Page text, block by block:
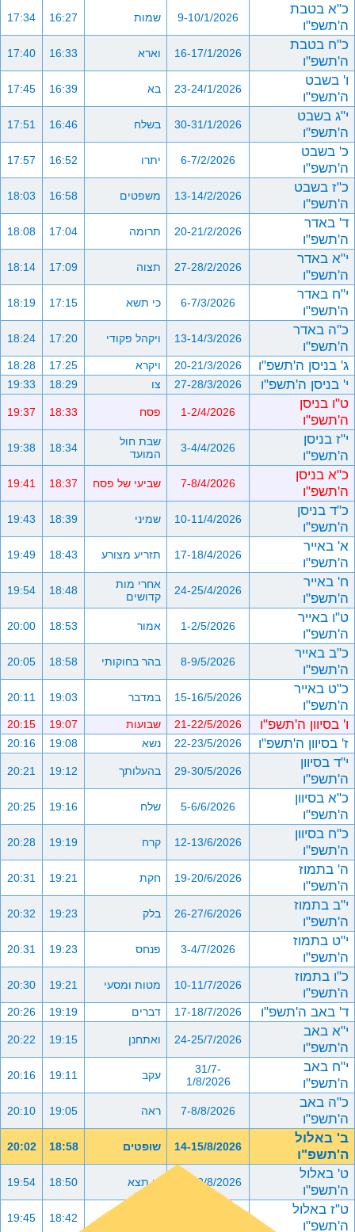
כ"א בטבת
ה'תשפ"ו
9-10/1/2026 שמות 16:27
17:34
כ"ח בטבת
ה'תשפ"ו
16-17/1/2026 וארא 16:33
17:40
ו' בשבט
ה'תשפ"ו
23-24/1/2026 בא 16:39
17:45
י"ג בשבט
ה'תשפ"ו
30-31/1/2026 בשלח 16:46
17:51
כ' בשבט
ה'תשפ"ו
6-7/2/2026 יתרו 16:52
17:57
כ"ז בשבט
ה'תשפ"ו
13-14/2/2026 משפטים 16:58
18:03
ד' באדר
ה'תשפ"ו
20-21/2/2026 תרומה 17:04
18:08
י"א באדר
ה'תשפ"ו
27-28/2/2026 תצוה 17:09
18:14
י"ח באדר
ה'תשפ"ו
6-7/3/2026 כי תשא 17:15
18:19
כ"ה באדר
ה'תשפ"ו
13-14/3/2026 ויקהל פקודי 17:20
18:24
ג' בניסן ה'תשפ"ו 20-21/3/2026 ויקרא 17:25
18:28
י' בניסן ה'תשפ"ו 27-28/3/2026 צו 18:29
19:33
ט"ו בניסן
ה'תשפ"ו
1-2/4/2026 פסח 18:33
19:37
י"ז בניסן
ה'תשפ"ו
3-4/4/2026
שבת חול
המועד
18:34
19:38
כ"א בניסן
ה'תשפ"ו
7-8/4/2026 שביעי של פסח 18:37
19:41
כ"ד בניסן
ה'תשפ"ו
10-11/4/2026 שמיני 18:39
19:43
א' באייר
ה'תשפ"ו
17-18/4/2026 תזריע מצורע 18:43
19:49
ח' באייר
ה'תשפ"ו
24-25/4/2026
אחרי מות
קדושים
18:48
19:54
ט"ו באייר
ה'תשפ"ו
1-2/5/2026 אמור 18:53
20:00
כ"ב באייר
ה'תשפ"ו
8-9/5/2026 בהר בחוקותי 18:58
20:05
כ"ט באייר
ה'תשפ"ו
15-16/5/2026 במדבר 19:03
20:11
ו' בסיוון ה'תשפ"ו 21-22/5/2026 שבועות 19:07
20:15
ז' בסיוון ה'תשפ"ו 22-23/5/2026 נשא 19:08
20:16
י"ד בסיוון
ה'תשפ"ו
29-30/5/2026 בהעלותך 19:12
20:21
כ"א בסיוון
ה'תשפ"ו
5-6/6/2026 שלח 19:16
20:25
כ"ח בסיוון
ה'תשפ"ו
12-13/6/2026 קרח 19:19
20:28
ה' בתמוז
ה'תשפ"ו
19-20/6/2026 חקת 19:21
20:31
י"ב בתמוז
ה'תשפ"ו
26-27/6/2026 בלק 19:23
20:32
י"ט בתמוז
ה'תשפ"ו
3-4/7/2026 פנחס 19:23
20:31
כ"ו בתמוז
ה'תשפ"ו
10-11/7/2026 מטות ומסעי 19:21
20:30
ד' באב ה'תשפ"ו 17-18/7/2026 דברים 19:19
20:26
י"א באב
ה'תשפ"ו
24-25/7/2026 ואתחנן 19:15
20:22
י"ח באב
ה'תשפ"ו
31/7-
1/8/2026
עקב 19:11
20:16
כ"ה באב
ה'תשפ"ו
7-8/8/2026 ראה 19:05
20:10
ב' באלול
ה'תשפ"ו
14-15/8/2026 שופטים 18:58
20:02
ט' באלול
ה'תשפ"ו
21-22/8/2026 כי תצא 18:50
19:54
ט"ז באלול
ה'תשפ"ו
18:42
19:45